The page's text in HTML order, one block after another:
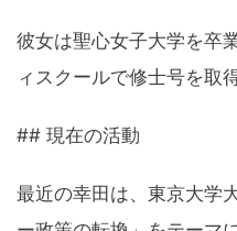
彼女は聖心女子大学を卒
ィスクールで修士号を取
## 現在の活動
最近の幸田は、東京大学